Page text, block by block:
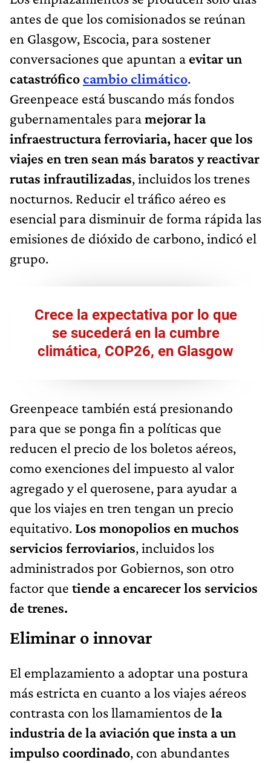
antes de que los comisionados se reúnan
en Glasgow, Escocia, para sostener
conversaciones que apuntan a evitar un
catastróficocambio climático.
Greenpeace está buscando más fondos
gubernamentales paramejorar la
infraestructura ferroviaria, hacer que los
viajes en tren sean más baratos y reactivar
rutas infrautilizadas, incluidos los trenes
nocturnos. Reducir el tráfico aéreo es
esencial para disminuir de forma rápida las
emisiones de dióxido de carbono, indicó el
grupo.
Crece la expectativa por lo que
se sucederá en la cumbre
climática, COP26, en Glasgow
Greenpeace también está presionando
para que se ponga fin a políticas que
reducen el precio de los boletos aéreos,
como exenciones del impuesto al valor
agregado y el querosene, para ayudar a
que los viajes en tren tengan un precio
equitativo. Los monopolios en muchos
servicios ferroviarios, incluidos los
administrados por Gobiernos, son otro
factor que tiende a encarecer los servicios
de trenes.
Eliminar o innovar
El emplazamiento a adoptar una postura
más estricta en cuanto a los viajes aéreos
contrasta con los llamamientos de la
industria de la aviación que insta a un
impulso coordinado, con abundantes